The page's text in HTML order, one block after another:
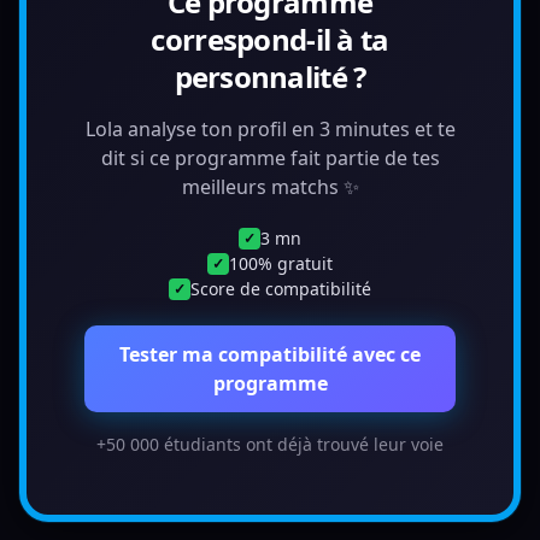
correspond-il à ta
personnalité ?
Lola analyse ton profil en 3 minutes et te
dit si ce programme fait partie de tes
meilleurs matchs ✨
✓ 3 mn
✓ 100% gratuit
✓ Score de compatibilité
Tester ma compatibilité avec ce
programme
+50 000 étudiants ont déjà trouvé leur voie